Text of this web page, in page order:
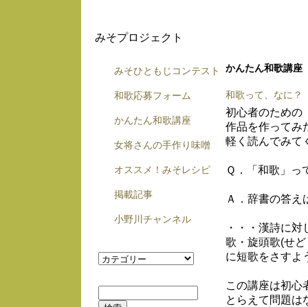
みそプロジェクト
かんたん和歌講座
和歌って、なに？
初心者のための
作品を作ってみ
軽く読んでみて
Ｑ．「和歌」っ
Ａ．辞書の答え
・・・漢詩に
歌・旋頭歌(せ
に短歌をさすよ
この講座は初心
とらえて問題は
みそひともじコンテスト
和歌応募フォーム
かんたん和歌講座
女将さんの手作り味噌
オススメ！みそレシピ
掲載記事
小野川チャンネル